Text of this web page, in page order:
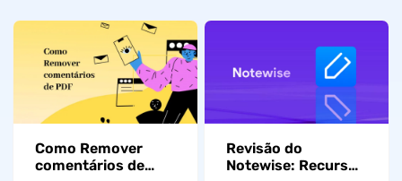
Como Remover
comentários de
Revisão do
Notewise: Recursos